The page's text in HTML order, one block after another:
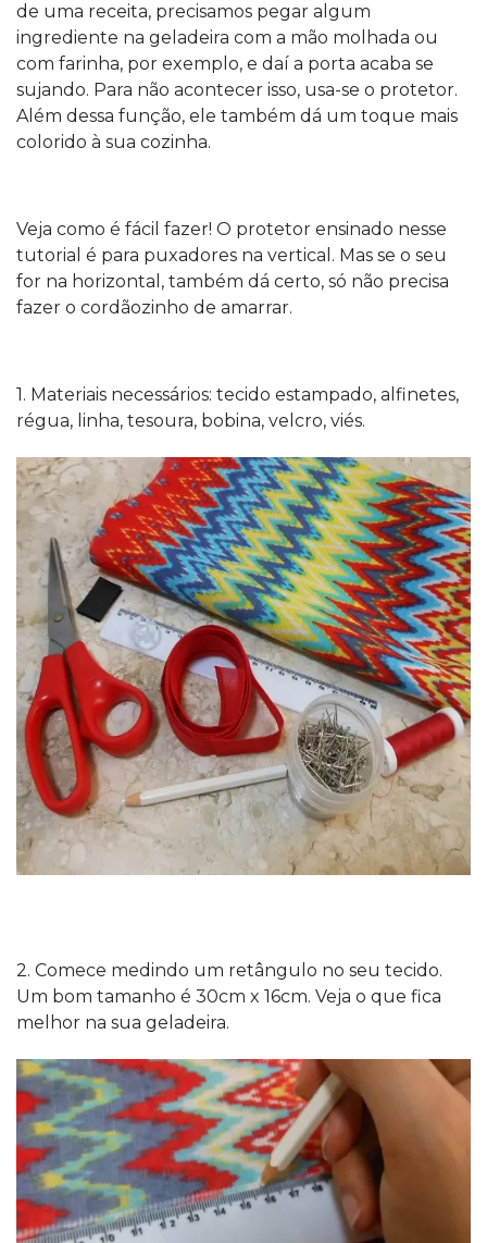
de uma receita, precisamos pegar algum
ingrediente na geladeira com a mão molhada ou
com farinha, por exemplo, e daí a porta acaba se
sujando. Para não acontecer isso, usa-se o protetor.
Além dessa função, ele também dá um toque mais
colorido à sua cozinha.
Veja como é fácil fazer! O protetor ensinado nesse
tutorial é para puxadores na vertical. Mas se o seu
for na horizontal, também dá certo, só não precisa
fazer o cordãozinho de amarrar.
1. Materiais necessários: tecido estampado, alfinetes,
régua, linha, tesoura, bobina, velcro, viés.
2. Comece medindo um retângulo no seu tecido.
Um bom tamanho é 30cm x 16cm. Veja o que fica
melhor na sua geladeira.